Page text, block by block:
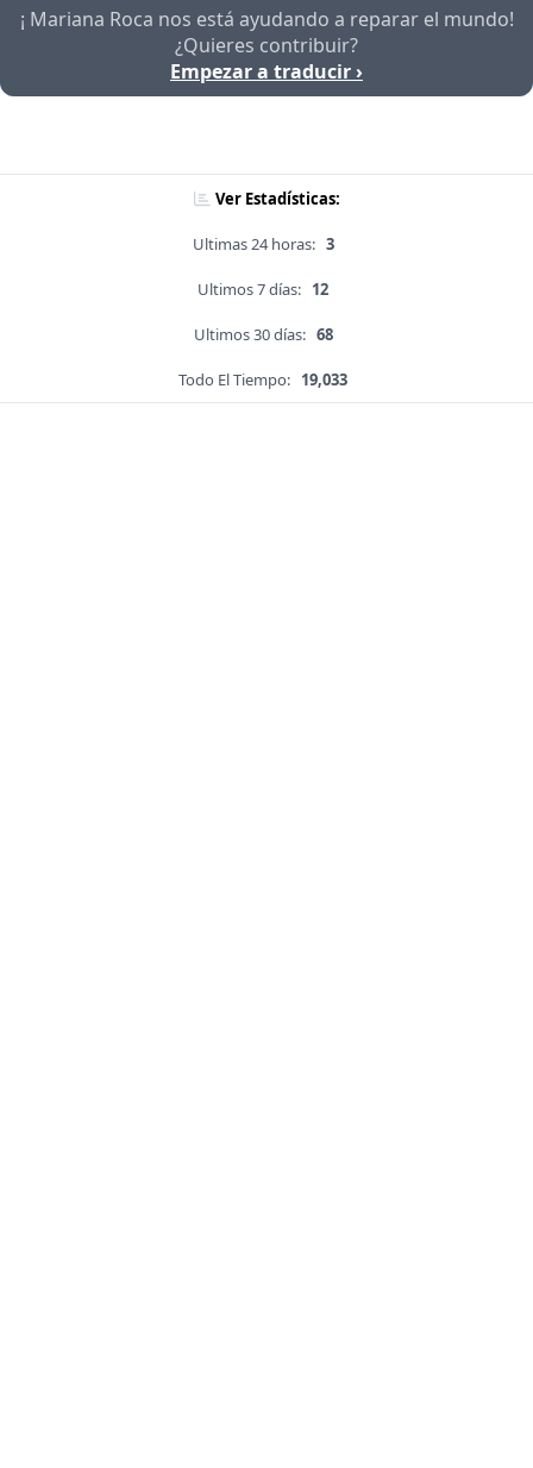
¡ Mariana Roca nos está ayudando a reparar el mundo!
¿Quieres contribuir?
Empezar a traducir ›
Ver Estadísticas:
Ultimas 24 horas: 3
Ultimos 7 días: 12
Ultimos 30 días: 68
Todo El Tiempo: 19,033